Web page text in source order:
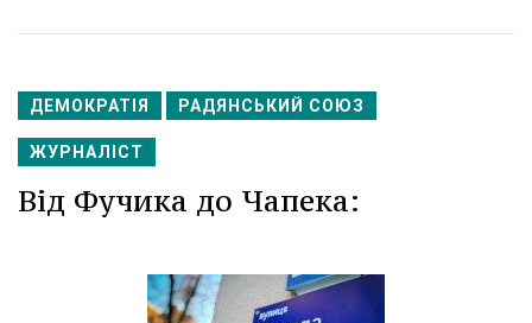
ДЕМОКРАТІЯ РАДЯНСЬКИЙ СОЮЗ
ЖУРНАЛІСТ
Від Фучика до Чапека: